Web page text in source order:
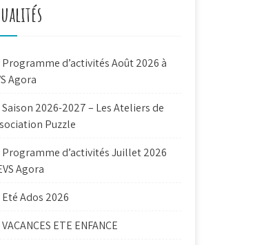
Programme d’activités Août 2026 à
Agora
Saison 2026-2027 – Les Ateliers de
Puzzle
Programme d’activités Juillet 2026
Agora
Eté Ados 2026
VACANCES ETE ENFANCE